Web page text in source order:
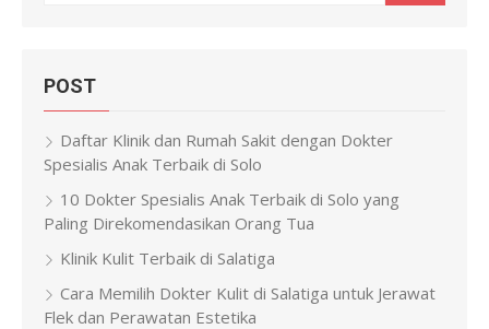
POST
Daftar Klinik dan Rumah Sakit dengan Dokter
Spesialis Anak Terbaik di Solo
10 Dokter Spesialis Anak Terbaik di Solo yang
Paling Direkomendasikan Orang Tua
Klinik Kulit Terbaik di Salatiga
Cara Memilih Dokter Kulit di Salatiga untuk Jerawat
Flek dan Perawatan Estetika